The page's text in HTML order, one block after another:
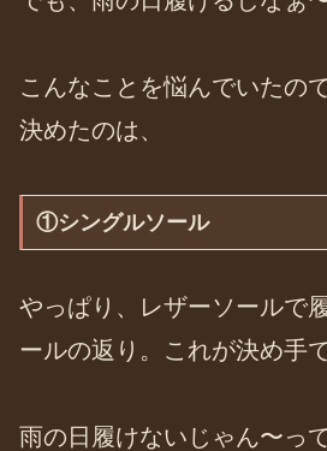
こんなことを悩んでいたの
決めたのは、
①シングルソール
やっぱり、レザーソールで
ールの返り。これが決め手
雨の日履けないじゃん〜っ